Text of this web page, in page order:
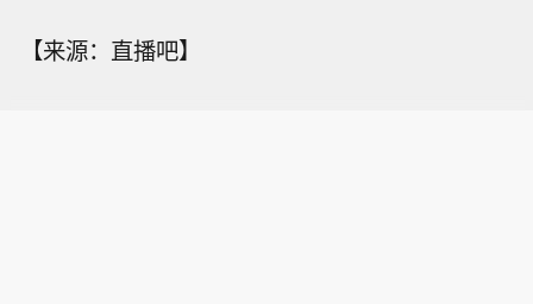
【来源：直播吧】